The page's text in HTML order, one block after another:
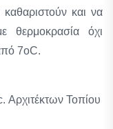
καθαριστούν και να
θερμοκρασία όχι
7οC.
Τοπίου